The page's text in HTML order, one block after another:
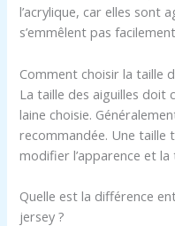
l’acrylique, car elles sont
s’emmêlent pas
Comment choisir la taille
La taille des aiguilles doit
laine choisie.
recommandée. Une
modifier l’apparence et
Quelle est la différence
jersey ?